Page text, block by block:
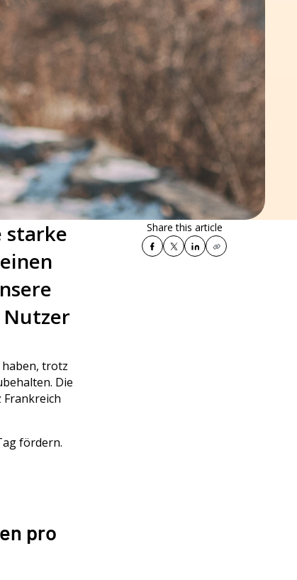
starke
Nutzer
haben, trotz
Die
Frankreich
fördern.
pro
Share this article